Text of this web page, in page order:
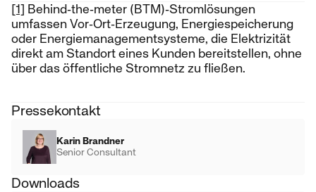
[1] Behind‑the‑meter (BTM)‑Stromlösungen
umfassen Vor‑Ort‑Erzeugung, Energiespeicherung
oder Energiemanagementsysteme, die Elektrizität
direkt am Standort eines Kunden bereitstellen, ohne
über das öffentliche Stromnetz zu fließen.
Pressekontakt
Karin Brandner
Senior Consultant
Downloads